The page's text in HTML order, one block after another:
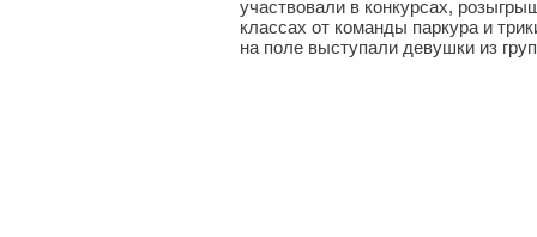
участвовали в конкурсах,
классах от команды паркура и
на поле выступали девушки из